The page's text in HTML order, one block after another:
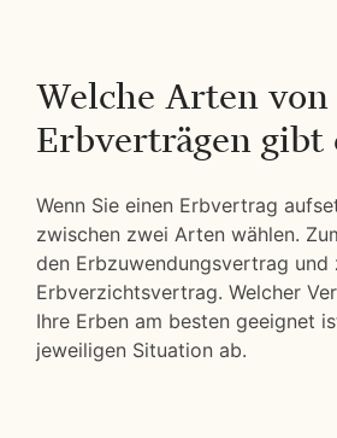
Welche Arten von
Erbverträgen gibt
Wenn Sie einen Erbvertrag
zwischen zwei Arten wählen.
den Erbzuwendungsvertrag und
Erbverzichtsvertrag. Welcher
Ihre Erben am besten geeignet
jeweiligen Situation ab.